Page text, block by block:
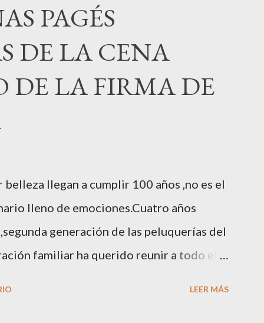
PAGÉS
DE LA CENA
DE LA FIRMA DE
belleza llegan a cumplir 100 años ,no es el
lleno de emociones.Cuatro años
generación de las peluquerías del
familiar ha querido reunir a todo el
LEER MÁS